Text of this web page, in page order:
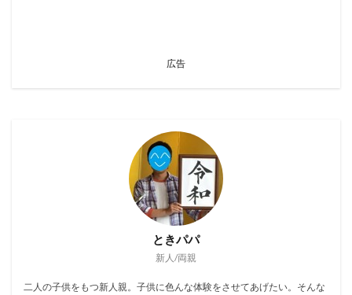
広告
ときパパ
新人/両親
二人の子供をもつ新人親。子供に色んな体験をさせてあげたい。そんな